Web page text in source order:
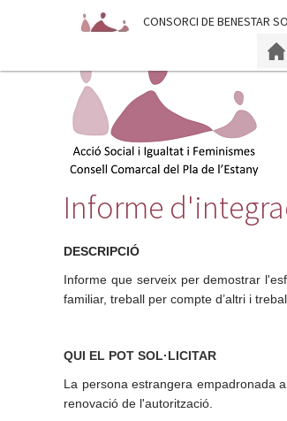
CONSELL COMARCAL DEL
CONSORCI DE BENESTAR
Informe
DESCRIPCIÓ
Informe que serveix per demostrar
familiar, treball per compte d’altri i
QUI EL POT SOL·LICITAR
La persona estrangera empadronada
renovació de l'autorització.